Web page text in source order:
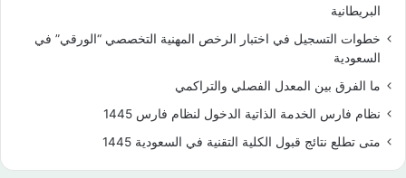
البريطانية
خطوات التسجيل في اختبار الرخص المهنية التخصصي “الورقي” في
السعودية
ما الفرق بين المعدل الفصلي والتراكمي
نظام فارس الخدمة الذاتية الدخول لنظام فارس 1445
متى تطلع نتائج قبول الكلية التقنية في السعودية 1445